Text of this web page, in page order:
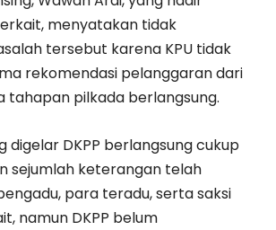
menyatakan tidak
tersebut karena KPU tidak
rekomendasi pelanggaran dari
tahapan pilkada berlangsung.
digelar DKPP berlangsung cukup
sejumlah keterangan telah
para teradu, serta saksi
namun DKPP belum